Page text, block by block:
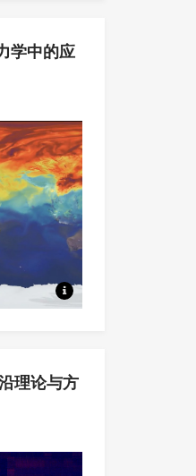
学中的应
本系列课程中，将从Koopman
理论与方